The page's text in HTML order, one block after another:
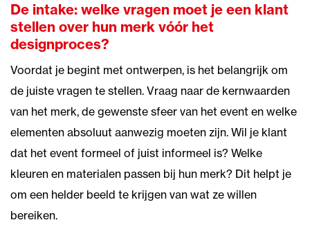
De intake: welke vragen moet je een klant
stellen over hun merk vóór het
designproces?
Voordat je begint met ontwerpen, is het belangrijk om
de juiste vragen te stellen. Vraag naar de kernwaarden
van het merk, de gewenste sfeer van het event en welke
elementen absoluut aanwezig moeten zijn. Wil je klant
dat het event formeel of juist informeel is? Welke
kleuren en materialen passen bij hun merk? Dit helpt je
om een helder beeld te krijgen van wat ze willen
bereiken.